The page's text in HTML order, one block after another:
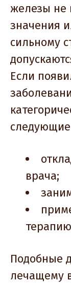
железы не
значения
сильному
Если
врача;
Подобные
лечащему